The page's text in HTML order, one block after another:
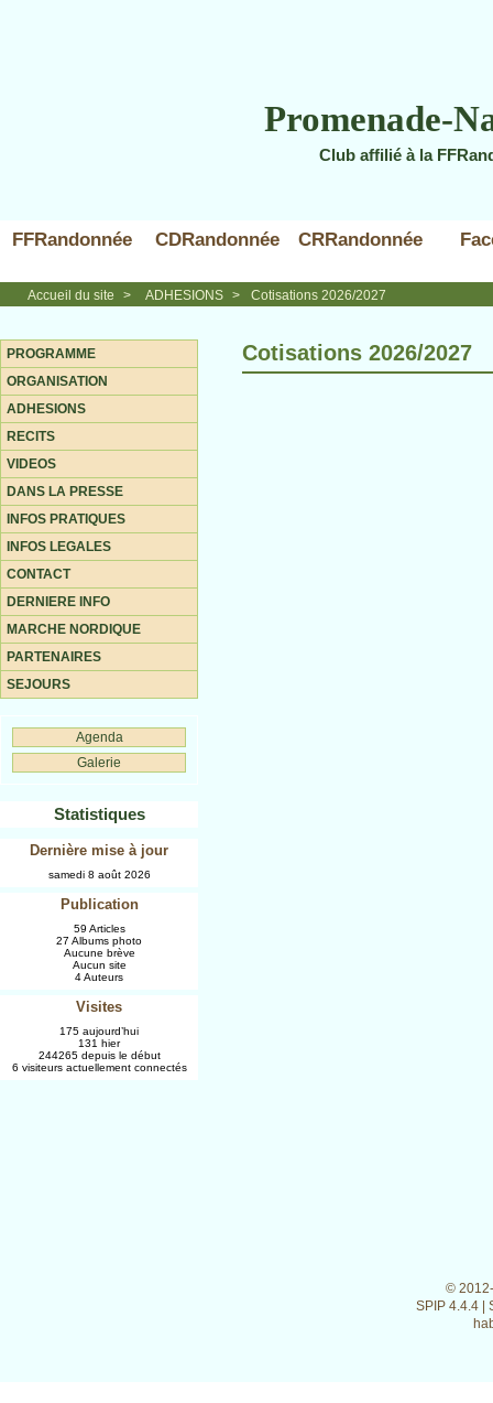
Promenade-
Club affilié à la
FFRandonnée CDRandonnée CRRandonnée
Accueil du site > ADHESIONS > Cotisations 2026/2027
Cotisations 2026/2027
PROGRAMME
ORGANISATION
ADHESIONS
RECITS
VIDEOS
DANS LA PRESSE
INFOS PRATIQUES
INFOS LEGALES
CONTACT
DERNIERE INFO
MARCHE NORDIQUE
PARTENAIRES
SEJOURS
Agenda
Galerie
Statistiques
Dernière mise à jour
samedi 8 août 2026
Publication
59 Articles
27 Albums photo
Aucune brève
Aucun site
4 Auteurs
Visites
175 aujourd’hui
131 hier
244265 depuis le début
6 visiteurs actuellement connectés
©
SPIP 4.4.4